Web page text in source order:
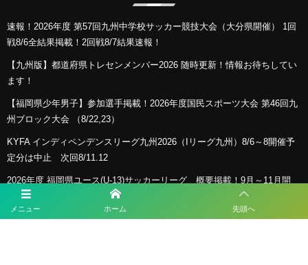
メニュー ホーム 先頭へ
速報！2026年度 第57回九州中学校サッカー競技大会（大分県開催） 1回
戦8/6全結果掲載！2回戦8/7結果速報！
【九州版】都道府県トレセンメンバー2026 随時更新！情報お待ちしてい
ます！
【福岡県少年男子】参加選手掲載！2026年度国民スポーツ大会 第46回九
州ブロック大会 （8/22,23）
KYFA インディペンデンスリーグ九州2026（Iリーグ九州）8/6～8開催予
定分は中止 次回8/11.12
2026年度 福岡県ユース(U-13)サッカーリーグ 概要掲載！9月～11月開
催！組み合わせ募集！